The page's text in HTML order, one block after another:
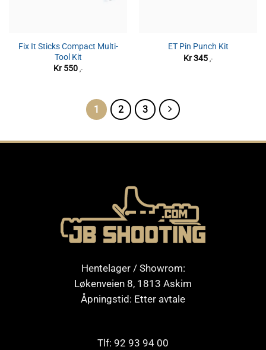
Fix It Sticks Compact Multi-
Tool Kit
Kr550 ,-
ET Pin Punch Kit
Kr345 ,-
1 2 3
Hentelager / Showrom:
Løkenveien 8, 1813 Askim
Åpningstid: Etter avtale
Tlf: 92 93 94 00